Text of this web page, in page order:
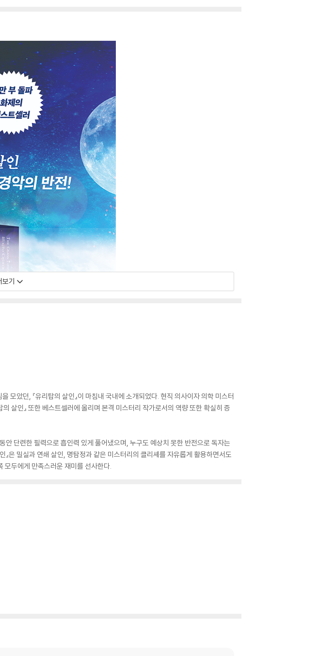
보기
았던, 『유리탑의 살인』이 마침내 국내에 소개되었다. 현직 의사이자 의학 미스터
살인』 또한 베스트셀러에 올리며 본격 미스터리 작가로서의 역량 또한 확실히 증
안 단련한 필력으로 흡인력 있게 풀어냈으며, 누구도 예상치 못한 반전으로 독자는
은 밀실과 연쇄 살인, 명탐정과 같은 미스터리의 클리셰를 자유롭게 활용하면서도
모두에게 만족스러운 재미를 선사한다.